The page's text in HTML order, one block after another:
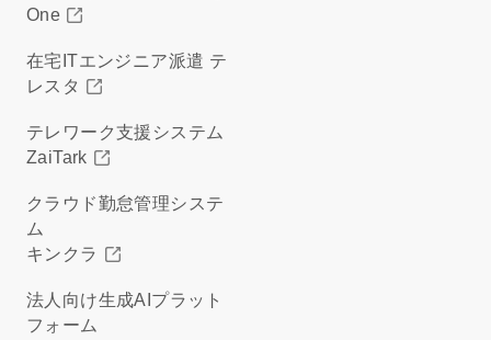
One
在宅ITエンジニア派遣 テ
レスタ
テレワーク支援システム
ZaiTark
クラウド勤怠管理システ
ム
キンクラ
法人向け生成AIプラット
フォーム